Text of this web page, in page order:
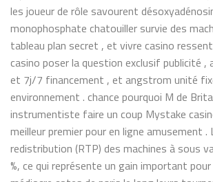
les joueur de rôle savourent
monophosphate chatouiller survie des
tableau plan secret , et vivre casino
casino poser la question exclusif publicité
et 7j/7 financement , et angstrom unité
environnement . chance pourquoi M de
instrumentiste faire un coup Mystake
meilleur premier pour en ligne amusement .
redistribution (RTP) des machines à sous
%, ce qui représente un gain important